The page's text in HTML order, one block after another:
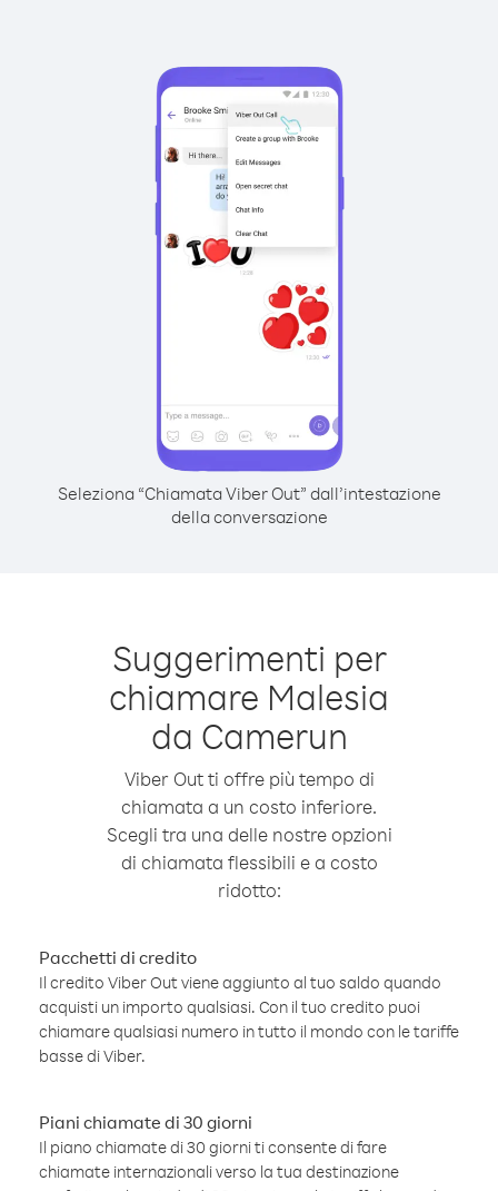
Seleziona “Chiamata Viber Out” dall’intestazione
della conversazione
Suggerimenti per
chiamare Malesia
da Camerun
Viber Out ti offre più tempo di
chiamata a un costo inferiore.
Scegli tra una delle nostre opzioni
di chiamata flessibili e a costo
ridotto:
Pacchetti di credito
Il credito Viber Out viene aggiunto al tuo saldo quando
acquisti un importo qualsiasi. Con il tuo credito puoi
chiamare qualsiasi numero in tutto il mondo con le tariffe
basse di Viber.
Piani chiamate di 30 giorni
Il piano chiamate di 30 giorni ti consente di fare
chiamate internazionali verso la tua destinazione